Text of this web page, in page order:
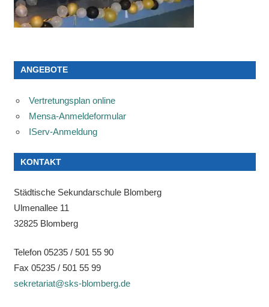
ANGEBOTE
Vertretungsplan online
Mensa-Anmeldeformular
IServ-Anmeldung
KONTAKT
Städtische Sekundarschule Blomberg
Ulmenallee 11
32825 Blomberg
Telefon 05235 / 501 55 90
Fax 05235 / 501 55 99
sekretariat@sks-blomberg.de